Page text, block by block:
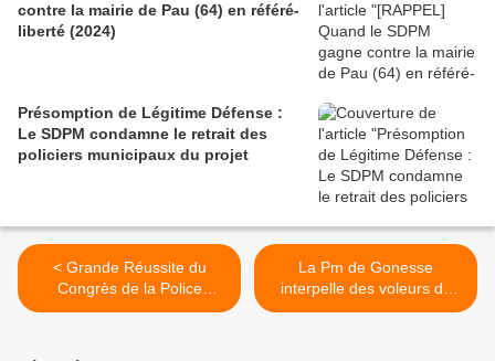
contre la mairie de Pau (64) en référé-
liberté (2024)
Présomption de Légitime Défense :
Le SDPM condamne le retrait des
policiers municipaux du projet
< Grande Réussite du
Congrès de la Police
Territoriale - 24 mai 2013 à
La Pm de Gonesse
interpelle des voleurs de
diesel >